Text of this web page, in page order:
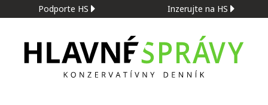
Podporte HS Inzerujte na HS